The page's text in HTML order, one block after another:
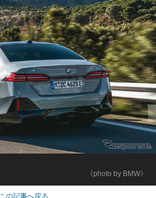
《photo by BMW》
この記事へ戻る